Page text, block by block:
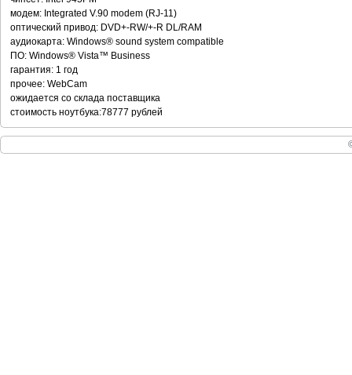
модем: Integrated V.90 modem (RJ-11)
оптический привод: DVD+-RW/+-R DL/RAM
аудиокарта: Windows® sound system compatible
ПО: Windows® Vista™ Business
гарантия: 1 год
прочее: WebCam
ожидается со склада поставщика
стоимость ноутбука:78777 рублей